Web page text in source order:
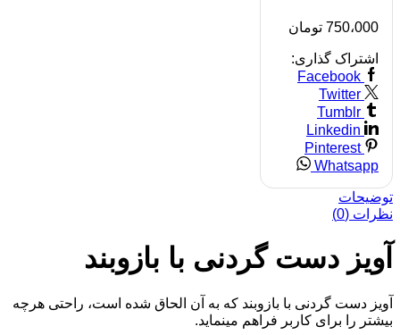
750،000 تومان
اشتراک گذاری:
Facebook
Twitter
Tumblr
Linkedin
Pinterest
Whatsapp
توضیحات
نظرات (0)
آویز دست گردنی با بازوبند
آویز دست گردنی با بازوبند که به آن الحاق شده است، راحتی هرچه
بیشتر را برای کاربر فراهم مینماید.